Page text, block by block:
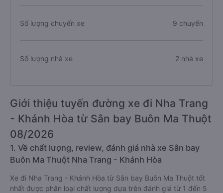
Số lượng chuyến xe 9 chuyến
Số lượng nhà xe 2 nhà xe
Giới thiệu tuyến đường xe đi Nha Trang
- Khánh Hòa từ Sân bay Buôn Ma Thuột
08/2026
1. Về chất lượng, review, đánh giá nhà xe Sân bay
Buôn Ma Thuột Nha Trang - Khánh Hòa
Xe đi Nha Trang - Khánh Hòa từ Sân bay Buôn Ma Thuột tốt
nhất được phân loại chất lượng dựa trên đánh giá từ 1 đến 5